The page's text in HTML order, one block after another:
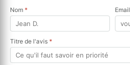
Nom * Email
Titre de l'avis *